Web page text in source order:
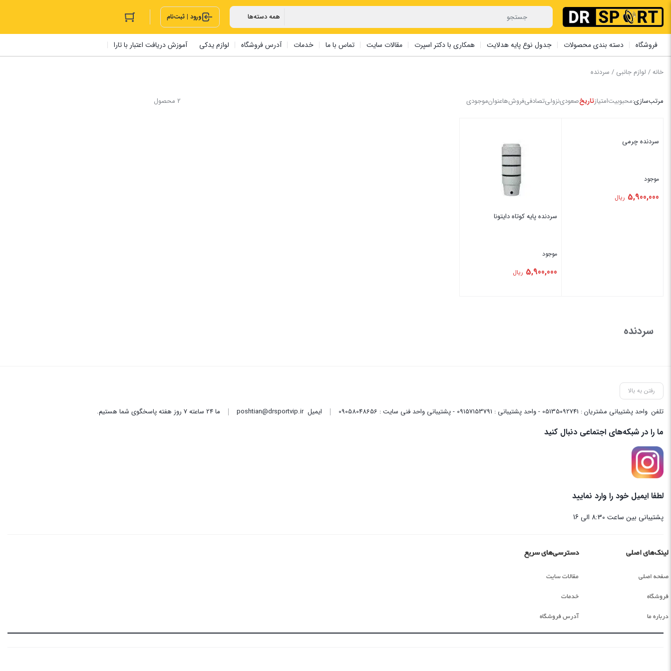
ورود | ثبت‌نام
فروشگاه دسته بندی محصولات جدول نوع پایه هدلایت همکاری با دکتر اسپرت مقالات سایت تماس با ما خدمات آدرس فروشگاه لوازم یدکی آموزش دریافت اعتبار با تارا
خانه/ لوازم جانبی / سردنده
2 محصول مرتب‌سازی:محبوبیتامتیازتاریخصعودینزولیتصادفیفروش‌هاعنوانموجودی
سردنده چرمی
موجود
5,900,000 ریال
سردنده پایه کوتاه دایتونا
موجود
5,900,000 ریال
سردنده
رفتن به بالا
تلفن واحد پشتیبانی مشتریان : 05135092741 - واحد پشتیبانی : 09157153791 - پشتیبانی واحد فنی سایت : 09058048656 ایمیلposhtian@drsportvip.ir ما 24 ساعته 7 روز هفته پاسخگوی شما هستیم.
ما را در شبکه‌های اجتماعی دنبال کنید
لطفا ایمیل خود را وارد نمایید
پشتیبانی بین ساعت 8:30 الی 16
لینک‌های اصلی
صفحه اصلی
فروشگاه
درباره ما
دسترسی‌های سریع
مقالات سایت
خدمات
آدرس فروشگاه